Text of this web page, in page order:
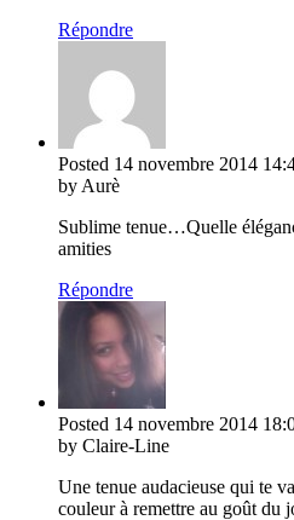
Répondre
Posted 14 novembre 2014
by Aurè
Sublime tenue…Quelle
amities
Répondre
Posted 14 novembre 2014
by Claire-Line
Une tenue audacieuse qui te
couleur à remettre au goût du